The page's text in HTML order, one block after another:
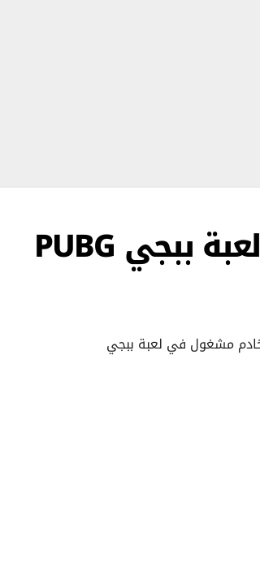
حل مشكلة الخادم مشغول في لعبة ببجي PUBG
مشغول في لعبة ببجي